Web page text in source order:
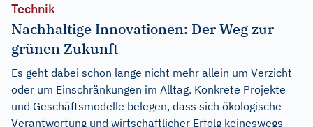
Technik
Nachhaltige Innovationen: Der Weg zur
grünen Zukunft
Es geht dabei schon lange nicht mehr allein um Verzicht
oder um Einschränkungen im Alltag. Konkrete Projekte
und Geschäftsmodelle belegen, dass sich ökologische
Verantwortung und wirtschaftlicher Erfolg keineswegs